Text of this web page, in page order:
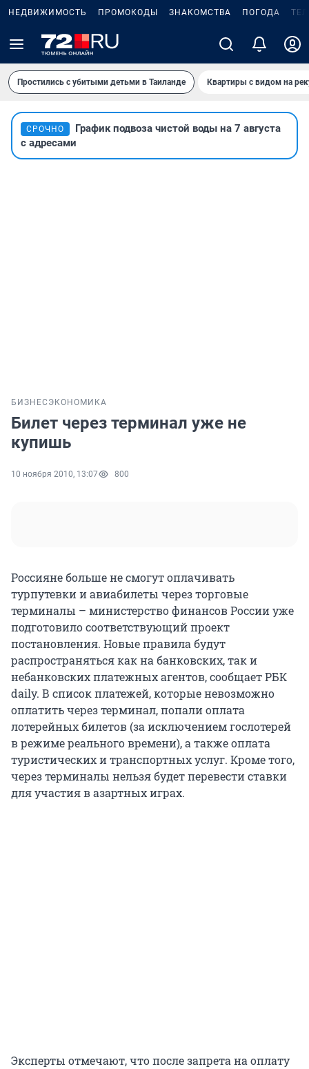
НЕДВИЖИМОСТЬ ПРОМОКОДЫ ЗНАКОМСТВА ПОГОДА
Простились с убитыми детьми в Таиланде Квартиры с видом на
СРОЧНО
График подвоза чистой воды на 7 августа
с адресами
БИЗНЕС ЭКОНОМИКА
Билет через терминал уже не
купишь
10 ноября 2010, 13:07 800
Россияне больше не смогут оплачивать
турпутевки и авиабилеты через торговые
терминалы – министерство финансов России уже
подготовило соответствующий проект
постановления. Новые правила будут
распространяться как на банковских, так и
небанковских платежных агентов, сообщает РБК
daily. В список платежей, которые невозможно
оплатить через терминал, попали оплата
лотерейных билетов (за исключением гослотерей
в режиме реального времени), а также оплата
туристических и транспортных услуг. Кроме того,
через терминалы нельзя будет перевести ставки
для участия в азартных играх.
Эксперты отмечают, что после запрета на оплату